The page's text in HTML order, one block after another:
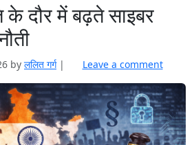
के दौर में बढ़ते साइबर
by ललित गर्ग | Leave a comment